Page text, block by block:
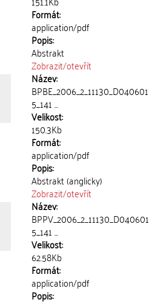
Formát:
application/pdf
Popis:
Abstrakt
Zobrazit/otevřít
Název:
BPBE_2006_2_11130_D040601
5_141 ...
Velikost:
150.3Kb
Formát:
application/pdf
Popis:
Abstrakt (anglicky)
Zobrazit/otevřít
Název:
BPPV_2006_2_11130_D040601
5_141 ...
Velikost:
62.58Kb
Formát:
application/pdf
Popis: